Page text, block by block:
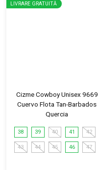
LIVRARE GRATUITĂ
Cizme Cowboy Unisex 9669
Cuervo Flota Tan-Barbados
Quercia
38 39 40 41 42
43 44 45 46 47